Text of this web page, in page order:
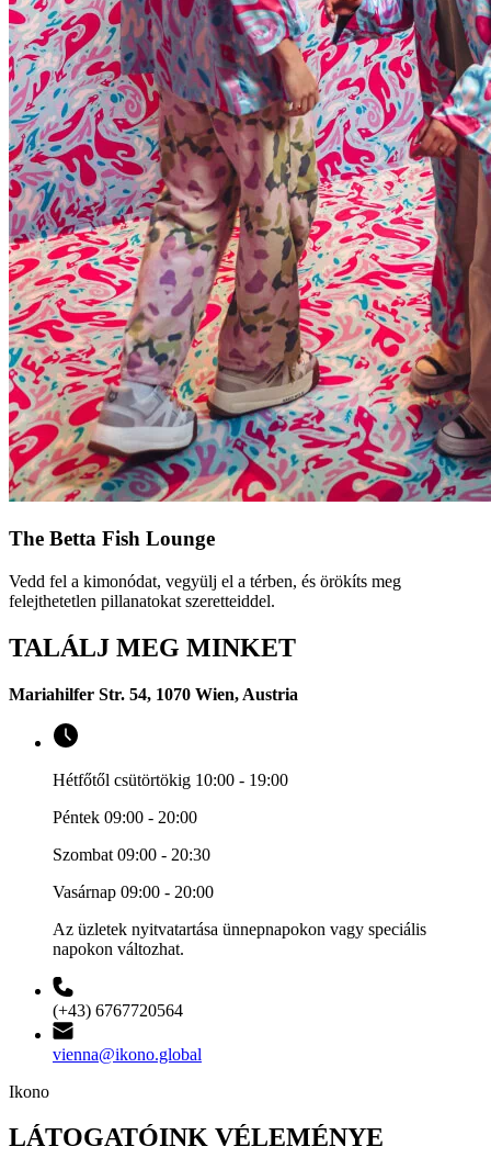
The Betta Fish Lounge
Vedd fel a kimonódat, vegyülj el a térben, és örökíts meg
felejthetetlen pillanatokat szeretteiddel.
TALÁLJ MEG MINKET
Mariahilfer Str. 54, 1070 Wien, Austria
Hétfőtől csütörtökig 10:00 - 19:00
Péntek 09:00 - 20:00
Szombat 09:00 - 20:30
Vasárnap 09:00 - 20:00
Az üzletek nyitvatartása ünnepnapokon vagy speciális
napokon változhat.
(+43) 6767720564
vienna@ikono.global
Ikono
LÁTOGATÓINK VÉLEMÉNYE